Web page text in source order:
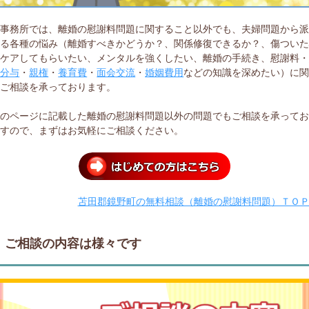
務所では、離婚の慰謝料問題に関すること以外でも、夫婦問題から
各種の悩み（離婚すべきかどうか？、関係修復できるか？、傷つい
アしてもらいたい、メンタルを強くしたい、離婚の手続き、慰謝料・
与 ・親権 ・養育費 ・面会交流 ・婚姻費用などの知識を深めたい）に
相談を承っております。
ページに記載した離婚の慰謝料問題以外の問題でもご相談を承ってお
ので、まずはお気軽にご相談ください。
苫田郡鏡野町の無料相談（離婚の慰謝料問題）ＴＯ
ご相談の内容は様々です